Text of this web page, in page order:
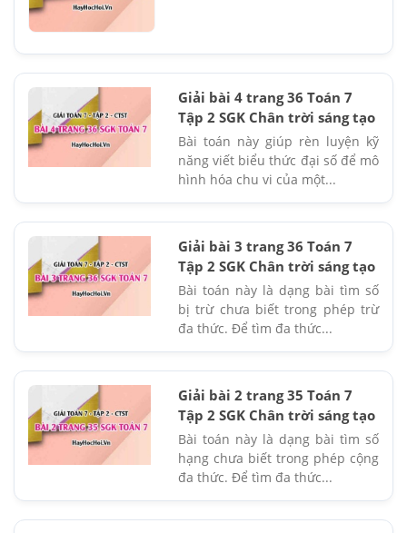
Giải bài 4 trang 36 Toán 7
Tập 2 SGK Chân trời sáng tạo
Bài toán này giúp rèn luyện kỹ
năng viết biểu thức đại số để mô
hình hóa chu vi của một...
Giải bài 3 trang 36 Toán 7
Tập 2 SGK Chân trời sáng tạo
Bài toán này là dạng bài tìm số
bị trừ chưa biết trong phép trừ
đa thức. Để tìm đa thức...
Giải bài 2 trang 35 Toán 7
Tập 2 SGK Chân trời sáng tạo
Bài toán này là dạng bài tìm số
hạng chưa biết trong phép cộng
đa thức. Để tìm đa thức...